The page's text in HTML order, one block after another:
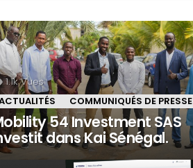
1.1k Vues
COMMUNIQUÉS DE PRESSE
54 Investment SAS
dans Kai Sénégal.